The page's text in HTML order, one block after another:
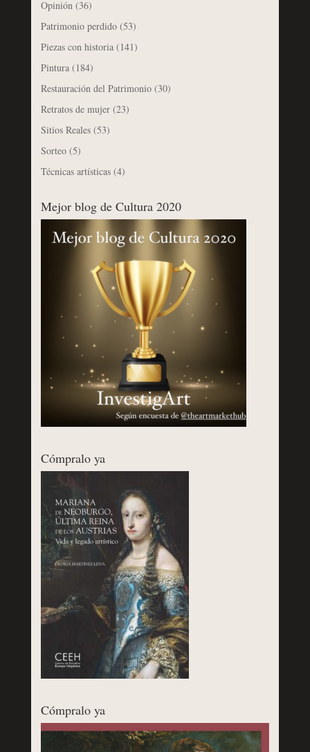
Opinión (36)
Patrimonio perdido(53)
Piezas con historia(141)
Pintura(184)
Restauración del Patrimonio(30)
Retratos de mujer(23)
Sitios Reales(53)
Sorteo(5)
Técnicas artísticas(4)
Mejor blog de Cultura 2020
Cómpralo ya
Cómpralo ya